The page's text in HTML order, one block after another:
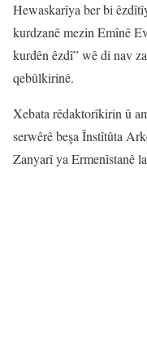
Hewaskarîya ber bi
kurdzanê mezin Emînê
kurdên êzdî” wê di nav
qebûlkirinê.
Xebata rêdaktorîkirin û
serwêrê beşa Înstîtûta
Zanyarî ya Ermenîstanê